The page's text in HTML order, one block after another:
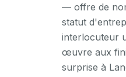
— offre de
statut
interlocuteur
œuvre aux
surprise à